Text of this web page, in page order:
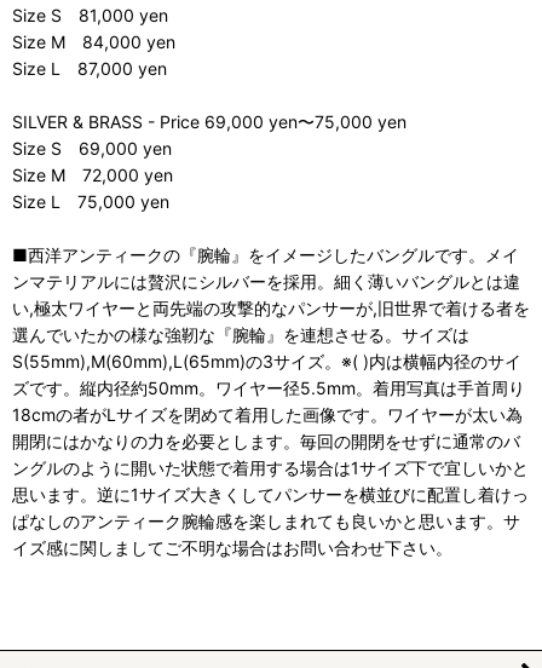
Size S 81,000 yen
Size M 84,000 yen
Size L 87,000 yen
SILVER & BRASS - Price 69,000 yen〜75,000 yen
Size S 69,000 yen
Size M 72,000 yen
Size L 75,000 yen
■西洋アンティークの『腕輪』をイメージしたバングルです。メイ
ンマテリアルには贅沢にシルバーを採用。細く薄いバングルとは違
い,極太ワイヤーと両先端の攻撃的なパンサーが,旧世界で着ける者を
選んでいたかの様な強靭な『腕輪』を連想させる。サイズは
S(55mm),M(60mm),L(65mm)の3サイズ。※( )内は横幅内径のサイ
ズです。縦内径約50mm。ワイヤー径5.5mm。着用写真は手首周り
18cmの者がLサイズを閉めて着用した画像です。ワイヤーが太い為
開閉にはかなりの力を必要とします。毎回の開閉をせずに通常のバ
ングルのように開いた状態で着用する場合は1サイズ下で宜しいかと
思います。逆に1サイズ大きくしてパンサーを横並びに配置し着けっ
ぱなしのアンティーク腕輪感を楽しまれても良いかと思います。サ
イズ感に関しましてご不明な場合はお問い合わせ下さい。